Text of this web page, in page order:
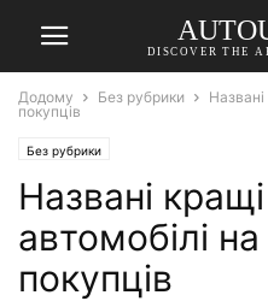
DISCOVER THE
Додому Без рубрики
Названі
покупців
Без рубрики
Названі кращі
автомобілі
покупців